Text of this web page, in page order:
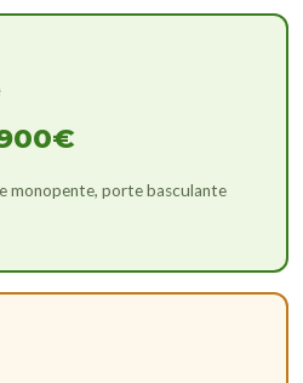
monopente, porte basculante